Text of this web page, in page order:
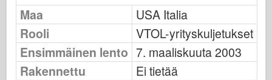
Ace Mallit
AFV-klubi
Maa
USA Italia
Rooli
VTOL-yrityskuljetukset
Ensimmäinen lento 7. maaliskuuta 2003
Rakennettu
Ei tietää